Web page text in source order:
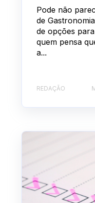
Pode não
de
de opções
quem pensa
a...
REDAÇÃO